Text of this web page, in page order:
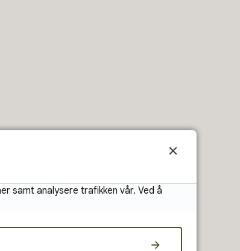
støttekontakt
samt analysere trafikken vår. Ved å